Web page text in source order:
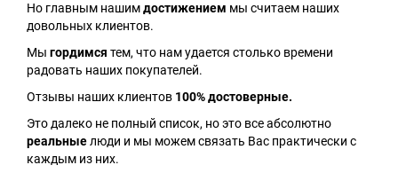
Но главным нашимдостижением мы считаем наших
довольных клиентов.
Мы гордимся тем, что нам удается столько времени
радовать наших покупателей.
Отзывы наших клиентов 100% достоверные.
Это далеко не полный список, но это все абсолютно
реальныелюди и мы можем связать Вас практически с
каждым из них.